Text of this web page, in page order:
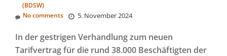
(BDSW)
5. November 2024
No comments
In der gestrigen Verhandlung zum neuen
Tarifvertrag für die rund 38.000 Beschäftigten der